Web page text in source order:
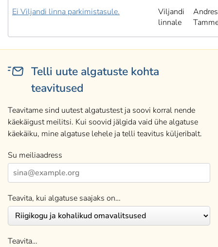
Ei Viljandi linna parkimistasule.
Viljandi
linnale
Andres
Telli uute algatuste kohta
teavitused
Teavitame sind uutest algatustest ja soovi korral nende
käekäigust meilitsi. Kui soovid jälgida vaid ühe algatuse
käekäiku, mine algatuse lehele ja telli teavitus küljeribalt.
Su meiliaadress
Teavita, kui algatuse saajaks on…
Teavita…